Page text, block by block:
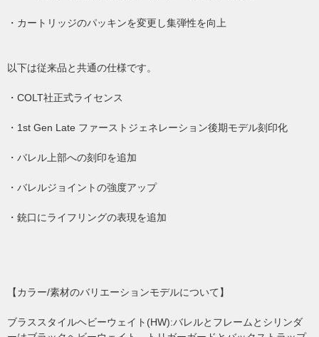
・カートリッジのパッキンを変更し集弾性を向上
以下は従来品と共通の仕様です。
・COLT社正式ライセンス
・1st Gen Late ファーストジェネレーション後期モデル刻印化
・バレル上部への刻印を追加
・バレルジョイントの強度アップ
・銃口にライフリングの表現を追加
【カラー/素材のバリエーションモデルについて】
ブラススタイルヘビーウェイト(HW):バレルとフレームとシリンダ